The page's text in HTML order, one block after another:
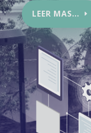
LEER MAS...